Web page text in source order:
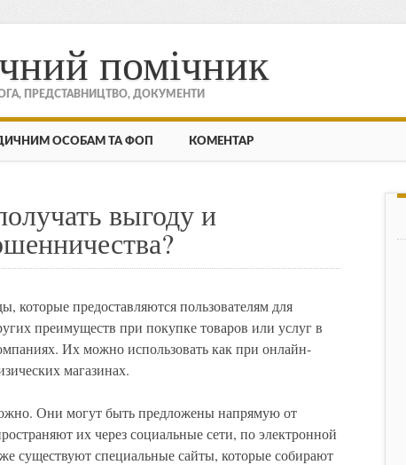
помічник
ПРЕДСТАВНИЦТВО, ДОКУМЕНТИ
ОСОБАМ ТА ФОП КОМЕНТАР
выгоду и
которые предоставляются пользователям для
преимуществ при покупке товаров или услуг в
Их можно использовать как при онлайн-
магазинах.
Они могут быть предложены напрямую от
их через социальные сети, по электронной
существуют специальные сайты, которые собирают